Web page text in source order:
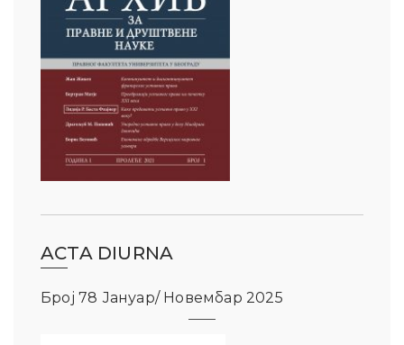
ACTA DIURNA
Број 78 Јануар/ Новембар 2025